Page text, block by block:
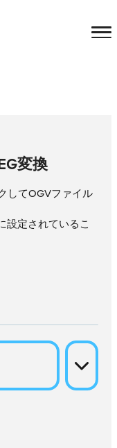
変換
してOGVファイル
設定されているこ